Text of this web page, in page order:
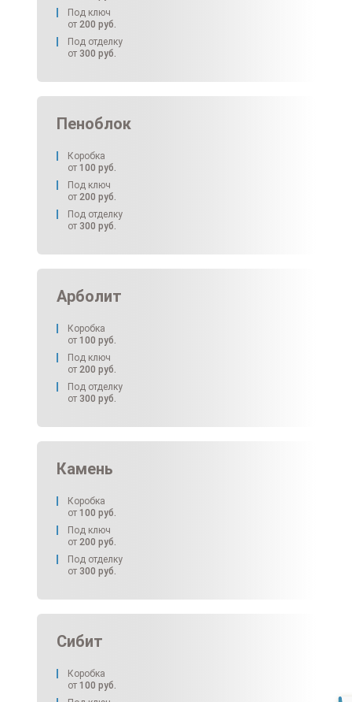
Под ключ
от 200 руб.
Под отделку
от 300 руб.
Пеноблок
Коробка
от 100 руб.
Под ключ
от 200 руб.
Под отделку
от 300 руб.
Арболит
Коробка
от 100 руб.
Под ключ
от 200 руб.
Под отделку
от 300 руб.
Камень
Коробка
от 100 руб.
Под ключ
от 200 руб.
Под отделку
от 300 руб.
Сибит
Коробка
от 100 руб.